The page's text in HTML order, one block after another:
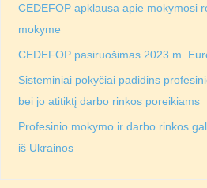
CEDEFOP apklausa apie mokymosi
mokyme
CEDEFOP pasiruošimas 2023 m.
Sisteminiai pokyčiai padidins
bei jo atitiktį darbo rinkos poreikiams
Profesinio mokymo ir darbo rinkos
iš Ukrainos